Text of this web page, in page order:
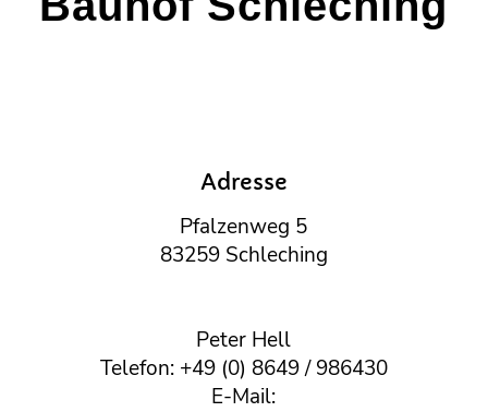
Adresse
Pfalzenweg 5
83259 Schleching
Peter Hell
Telefon: +49 (0) 8649 / 986430
E-Mail: